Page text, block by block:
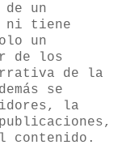
un
ni tiene
un
de los
de la
se
la
contenido.